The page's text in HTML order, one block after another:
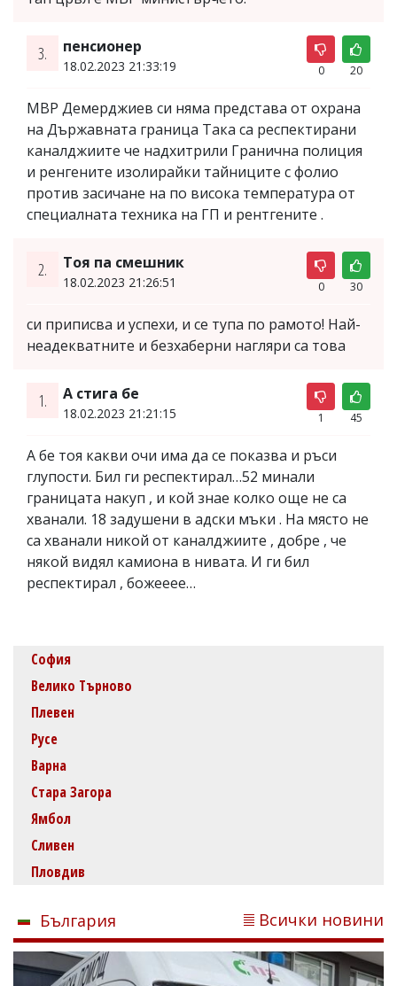
3. пенсионер
18.02.2023 21:33:19 0 20
МВР Демерджиев си няма представа от охрана
на Държавната граница Така са респектирани
каналджиите че надхитрили Гранична полиция
и ренгените изолирайки тайниците с фолио
против засичане на по висока температура от
специалната техника на ГП и рентгените .
2. Тоя па смешник
18.02.2023 21:26:51 0 30
си приписва и успехи, и се тупа по рамото! Най-
неадекватните и безхаберни нагляри са това
1. А стига бе
18.02.2023 21:21:15 1 45
А бе тоя какви очи има да се показва и ръси
глупости. Бил ги респектирал…52 минали
границата накуп , и кой знае колко още не са
хванали. 18 задушени в адски мъки . На място не
са хванали никой от каналджиите , добре , че
някой видял камиона в нивата. И ги бил
респектирал , божееее…
София
Велико Търново
Плевен
Русе
Варна
Стара Загора
Ямбол
Сливен
Пловдив
България Всички новини